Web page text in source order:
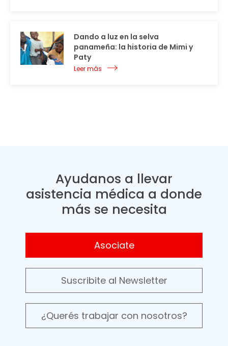
Dando a luz en la selva
panameña: la historia de Mimi y
Paty
Leer más
Ayudanos a llevar
asistencia médica a donde
más se necesita
Asociate
Suscribite al Newsletter
¿Querés trabajar con nosotros?